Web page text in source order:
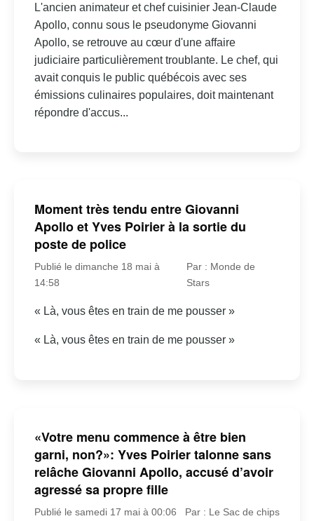
L'ancien animateur et chef cuisinier Jean-Claude
Apollo, connu sous le pseudonyme Giovanni
Apollo, se retrouve au cœur d'une affaire
judiciaire particulièrement troublante. Le chef, qui
avait conquis le public québécois avec ses
émissions culinaires populaires, doit maintenant
répondre d'accus...
Moment très tendu entre Giovanni
Apollo et Yves Poirier à la sortie du
poste de police
Publié le dimanche 18 mai à
14:58
Par : Monde de
Stars
« Là, vous êtes en train de me pousser »
« Là, vous êtes en train de me pousser »
«Votre menu commence à être bien
garni, non?»: Yves Poirier talonne sans
relâche Giovanni Apollo, accusé d’avoir
agressé sa propre fille
Publié le samedi 17 mai à 00:06 Par : Le Sac de chips